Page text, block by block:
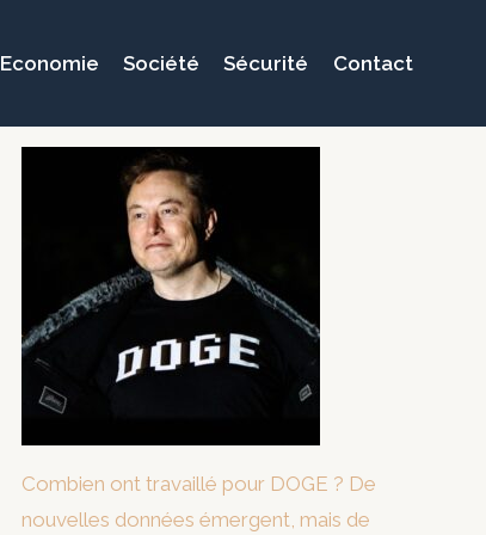
Economie Société Sécurité Contact
Combien ont travaillé pour DOGE ? De
nouvelles données émergent, mais de